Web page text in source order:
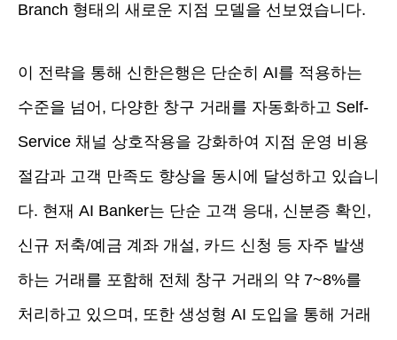
Branch 형태의 새로운 지점 모델을 선보였습니다.
이 전략을 통해 신한은행은 단순히 AI를 적용하는
수준을 넘어, 다양한 창구 거래를 자동화하고 Self-
Service 채널 상호작용을 강화하여 지점 운영 비용
절감과 고객 만족도 향상을 동시에 달성하고 있습니
다. 현재 AI Banker는 단순 고객 응대, 신분증 확인,
신규 저축/예금 계좌 개설, 카드 신청 등 자주 발생
하는 거래를 포함해 전체 창구 거래의 약 7~8%를
처리하고 있으며, 또한 생성형 AI 도입을 통해 거래